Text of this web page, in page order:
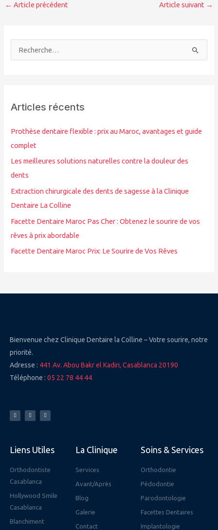
← Article précédent Article suivant →
e
e
r
:
Articles récents
Prothèse dentaire flexible : prix au Maroc, avantages et guide
complet
Les meilleures solutions naturelles contre la douleur des
dents
Extraction chirurgicale des dents de sagesse à la Clinique
Dentaire La Colline
Facette Dentaire Maroc Pas Cher : Obtenez le sourire de vos
rêves à prix abordable
Facette Dentaire Maroc Prix: Le Sourire de Vos Rêves
Bienvenue chez Clinique Dentaire la Colline – Votre sourire, notre
priorité.
Adresse : 441 Av. Abou Bakr el Kadiri, Casablanca 20190
Téléphone : 05 22 78 44 44
c
e
b
f
u
t
u
s
t
a
Liens Utiles
Orthodontiste
Casablanca
Hollywood Smile
Casablanca
Blanchiment
La Clinique
Services
Avant/Après
Blog
Galerie
Contact
Soins & Services
Orthodontie
Pédodontie
Parodontologie
Facettes Dentaires
Implantologie